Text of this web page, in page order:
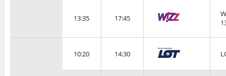
13:35 17:45
10:20 14:30